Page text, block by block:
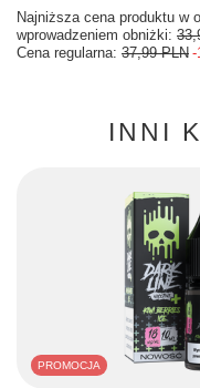
Najniższa cena produktu w
wprowadzeniem obniżki:
Cena regularna: 37,99 PLN -
INNI
PROMOCJA